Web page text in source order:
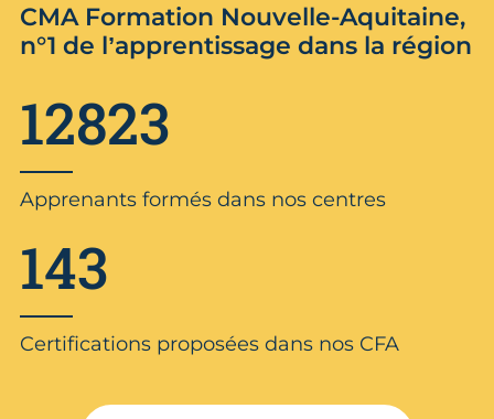
CMA Formation Nouvelle-Aquitaine,
n°1 de l’apprentissage dans la région
12823
Apprenants formés dans nos centres
143
Certifications proposées dans nos CFA